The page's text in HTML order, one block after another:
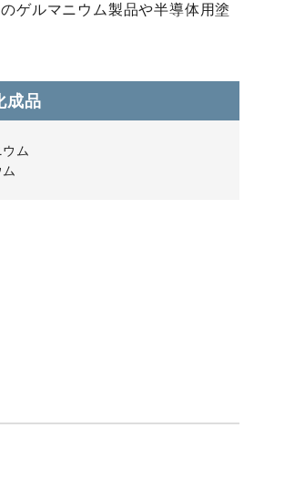
ゲルマニウム製品や半導体用塗
成品
ム